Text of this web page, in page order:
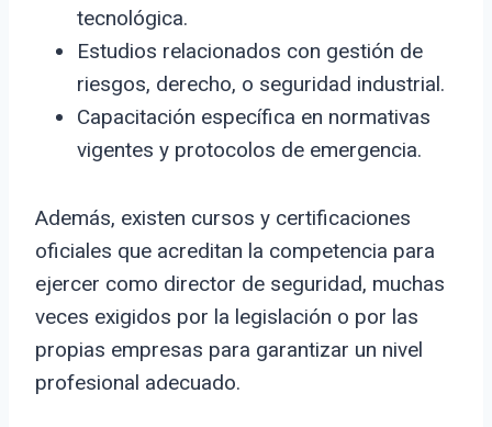
tecnológica.
Estudios relacionados con gestión de
riesgos, derecho, o seguridad industrial.
Capacitación específica en normativas
vigentes y protocolos de emergencia.
Además, existen cursos y certificaciones
oficiales que acreditan la competencia para
ejercer como director de seguridad, muchas
veces exigidos por la legislación o por las
propias empresas para garantizar un nivel
profesional adecuado.